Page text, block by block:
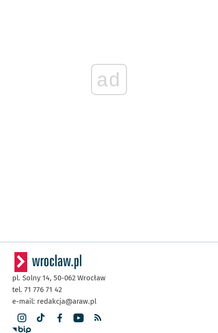
ad
pl. Solny 14, 50-062 Wrocław
tel. 71 776 71 42
e-mail: redakcja@araw.pl